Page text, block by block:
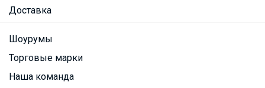
Доставка
Шоурумы
Торговые марки
Наша команда